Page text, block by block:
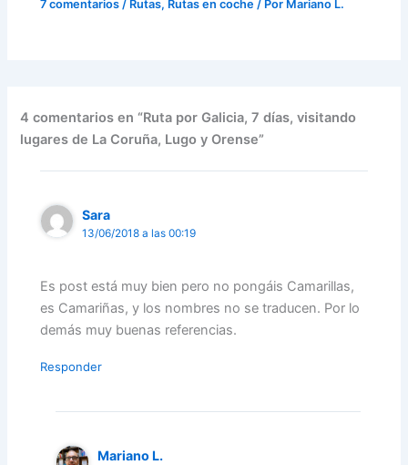
7 comentarios / Rutas, Rutas en coche / Por Mariano L.
4 comentarios en “Ruta por Galicia, 7 días, visitando
lugares de La Coruña, Lugo y Orense”
Sara
13/06/2018 a las 00:19
Es post está muy bien pero no pongáis Camarillas,
es Camariñas, y los nombres no se traducen. Por lo
demás muy buenas referencias.
Responder
Mariano L.